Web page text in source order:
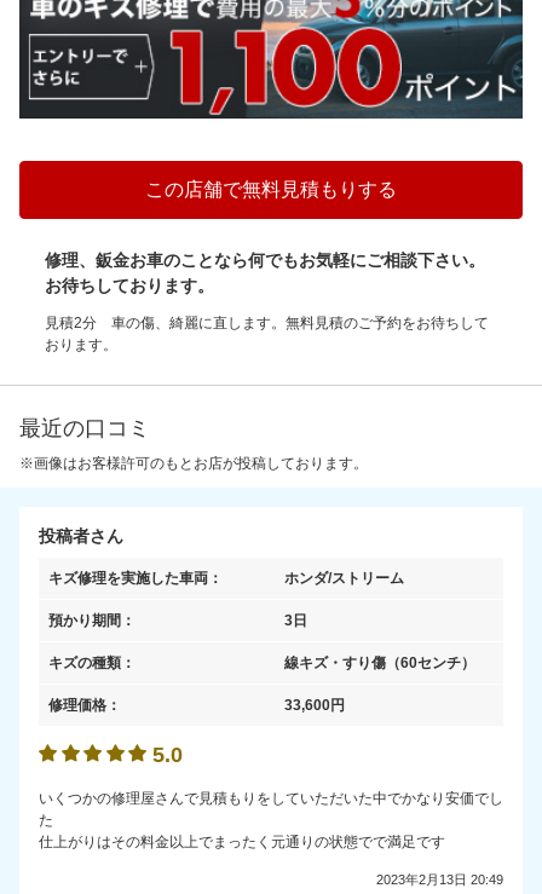
この店舗で無料見積もりする
修理、鈑金お車のことなら何でもお気軽にご相談下さい。
お待ちしております。
見積2分 車の傷、綺麗に直します。無料見積のご予約をお待ちして
おります。
最近の口コミ
※画像はお客様許可のもとお店が投稿しております。
投稿者さん
キズ修理を実施した車両： ホンダ/ストリーム
預かり期間： 3日
キズの種類： 線キズ・すり傷 （60センチ）
修理価格： 33,600円
5.0
いくつかの修理屋さんで見積もりをしていただいた中でかなり安価でし
た
仕上がりはその料金以上でまったく元通りの状態でで満足です
2023年2月13日 20:49